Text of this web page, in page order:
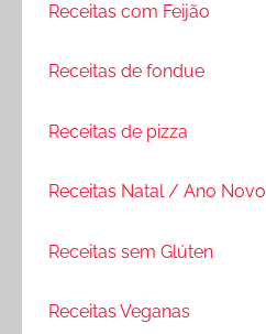
Receitas com Feijão
Receitas de fondue
Receitas de pizza
Receitas Natal / Ano Novo
Receitas sem Glúten
Receitas Veganas